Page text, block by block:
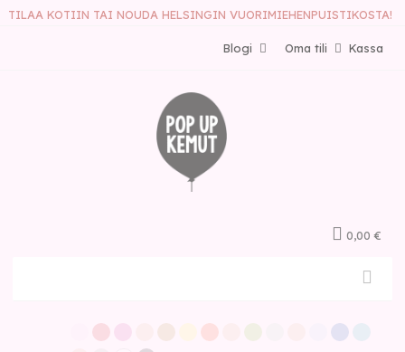
TILAA KOTIIN TAI NOUDA HELSINGIN VUORIMIEHENPUISTIKOSTA!
Kassa
Oma tili
Blogi
0,00 €